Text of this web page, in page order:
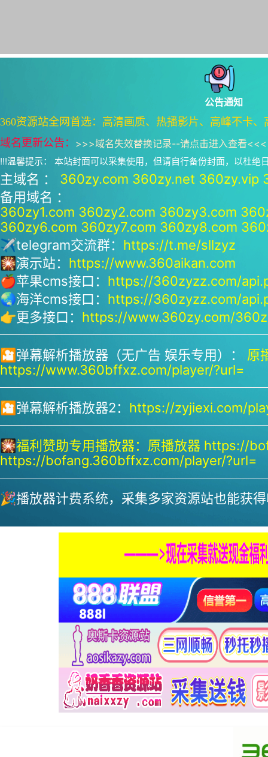
公告通知
360资源站全网首选：高清画质、热播影片、高峰不卡
域名更新公告： >>>域名失效替换记录--请点击进入查看<<<
!!!温馨提示： 本站封面可以采集使用，但请自行备份封面，以杜绝
主域名 ： 360zy.com 360zy.net 360zy.vip
备用域名 ：
360zy1.com 360zy2.com 360zy3.com
360zy6.com 360zy7.com 360zy8.com
✈telegram交流群： https://t.me/sllzyz
🎇演示站： https://www.360aikan.com
🍎苹果cms接口： https://360zyzz.com/
🌏海洋cms接口： https://360zyzz.com/
👉更多接口： https://www.360zy.com/
🎦弹幕解析播放器（无广告 娱乐专用）： 原
https://www.360bffxz.com/player/?url=
🎦弹幕解析播放器2： https://zyjiexi.com/
🎇福利赞助专用播放器： 原播放器 https://
https://bofang.360bffxz.com/player/?url=
🎉播放器计费系统，采集多家资源站也能获